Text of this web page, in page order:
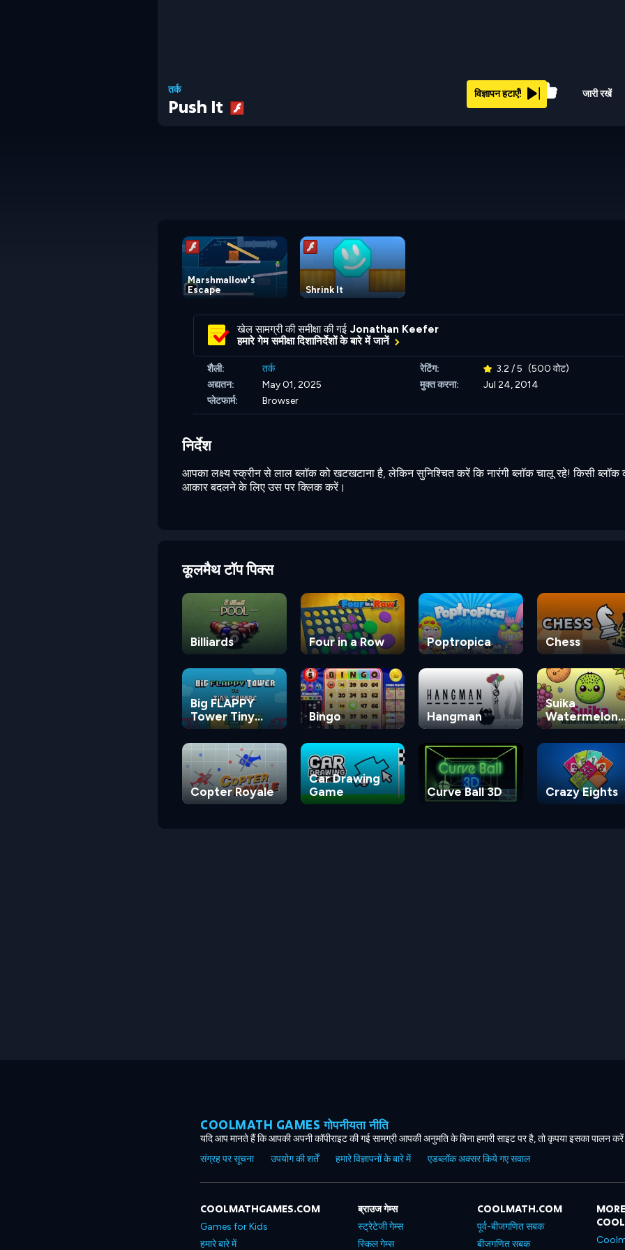
जारी रखें
विज्ञापन हटाएँ!
तर्क 56%
Push It
Marshmallow's
Escape
Shrink It
खेल सामग्री की समीक्षा की गई Jonathan Keefer
हमारे गेम समीक्षा दिशानिर्देशों के बारे में जानें
शैली: तर्क रेटिंग: 3.2 / 5 (500 वोट)
अद्यतन:
May 01, 2025 मुक्त करना:
Jul 24, 2014
प्लेटफार्म:
Browser
निर्देश
आपका लक्ष्य स्क्रीन से लाल ब्लॉक को खटखटाना है, लेकिन सुनिश्चित करें कि नारंगी ब्लॉक चालू रहे! किसी ब्लॉक
आकार बदलने के लिए उस पर क्लिक करें।
कूलमैथ टॉप पिक्स
Billiards Four in a Row Poptropica Chess
Big FLAPPY
Tower Tiny
Square
Bingo Hangman
Suika
Watermelon
Game
Copter Royale
Car Drawing
Game
Curve Ball 3D Crazy Eights
COOLMATH GAMES गोपनीयता नीति
यदि आप मानते हैं कि आपकी अपनी कॉपीराइट की गई सामग्री आपकी अनुमति के बिना हमारी साइट पर है, तो कृपया इसका पालन करें
संग्रह पर सूचना
उपयोग की शर्तें हमारे विज्ञापनों के बारे में एडब्लॉक अक्सर किये गए सवाल
COOLMATHGAMES.COM
Games for Kids
हमारे बारे में
ब्राउज गेम्स
स्ट्रेटेजी गेम्स
स्किल गेम्स
COOLMATH.COM
पूर्व-बीजगणित सबक
बीजगणित सबक